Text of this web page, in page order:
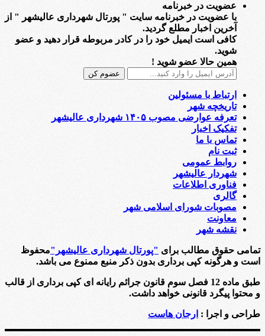
عضویت در خبرنامه
با عضویت در خبرنامه سایت " پورتال شهرداری عالیشهر " از
آخرین اخبار مطلع گردید.
کافی است ایمیل خود را در کادر مربوطه قرار دهید و عضو
شوید.
همین حالا عضو شوید !
ارتباط با مسئولین
تاریخچه شهر
تعرفه عوارضی مصوب ۱۴۰۵ شهرداری عالیشهر
تفکیک اخبار
تماس با ما
ثبت نام
روابط عمومی
شهردار عالیشهر
فناوری اطلاعات
گالری
مصوبات شورای اسلامی شهر
معاونت
نقشه شهر
تمامی حقوق مطالب برای "پورتال شهرداری عالیشهر"محفوظ
است و هرگونه کپی برداری بدون ذکر منبع ممنوع می باشد.
طبق ماده 12 فصل سوم قانون جرائم رایانه ای کپی برداری از قالب
و محتوا پیگرد قانونی خواهد داشت.
طراحی و اجرا : ارجان هاست